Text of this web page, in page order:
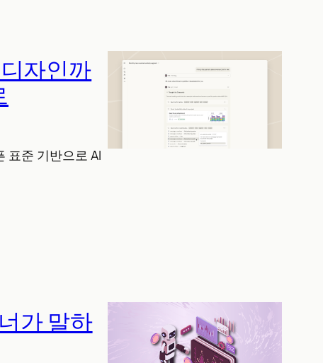
자인까
표준 기반으로 AI
가 말하